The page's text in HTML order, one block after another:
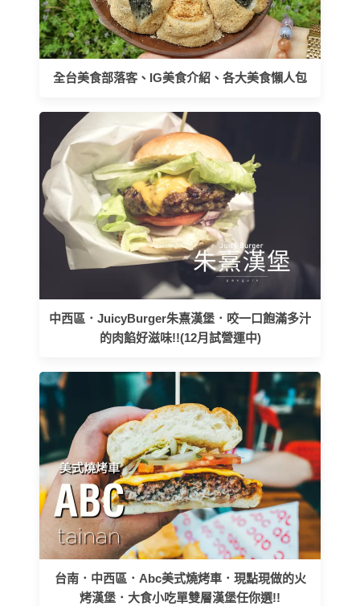
全台美食部落客、IG美食介紹、各大美食懶人包
中西區．JuicyBurger朱熹漢堡．咬一口飽滿多汁
的肉餡好滋味!!(12月試營運中)
台南．中西區．Abc美式燒烤車．現點現做的火
烤漢堡．大食小吃單雙層漢堡任你選!!